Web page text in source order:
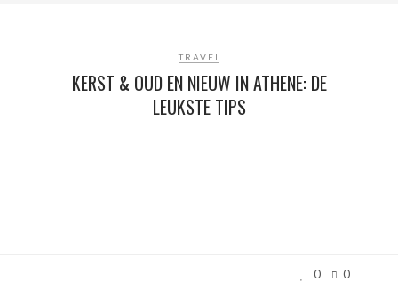
TRAVEL
KERST & OUD EN NIEUW IN ATHENE: DE
LEUKSTE TIPS
0 0